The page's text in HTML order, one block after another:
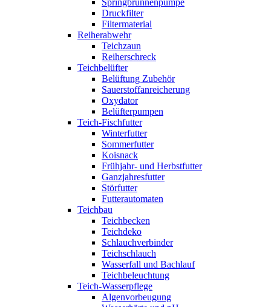
Springbrunnenpumpe
Druckfilter
Filtermaterial
Reiherabwehr
Teichzaun
Reiherschreck
Teichbelüfter
Belüftung Zubehör
Sauerstoffanreicherung
Oxydator
Belüfterpumpen
Teich-Fischfutter
Winterfutter
Sommerfutter
Koisnack
Frühjahr- und Herbstfutter
Ganzjahresfutter
Störfutter
Futterautomaten
Teichbau
Teichbecken
Teichdeko
Schlauchverbinder
Teichschlauch
Wasserfall und Bachlauf
Teichbeleuchtung
Teich-Wasserpflege
Algenvorbeugung